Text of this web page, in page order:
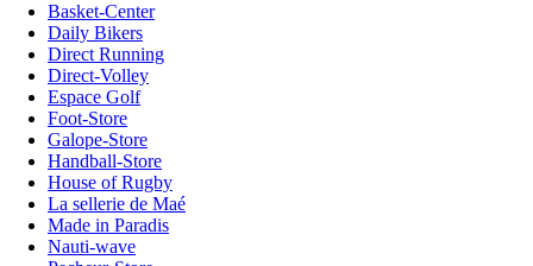
Basket-Center
Daily Bikers
Direct Running
Direct-Volley
Espace Golf
Foot-Store
Galope-Store
Handball-Store
House of Rugby
La sellerie de Maé
Made in Paradis
Nauti-wave